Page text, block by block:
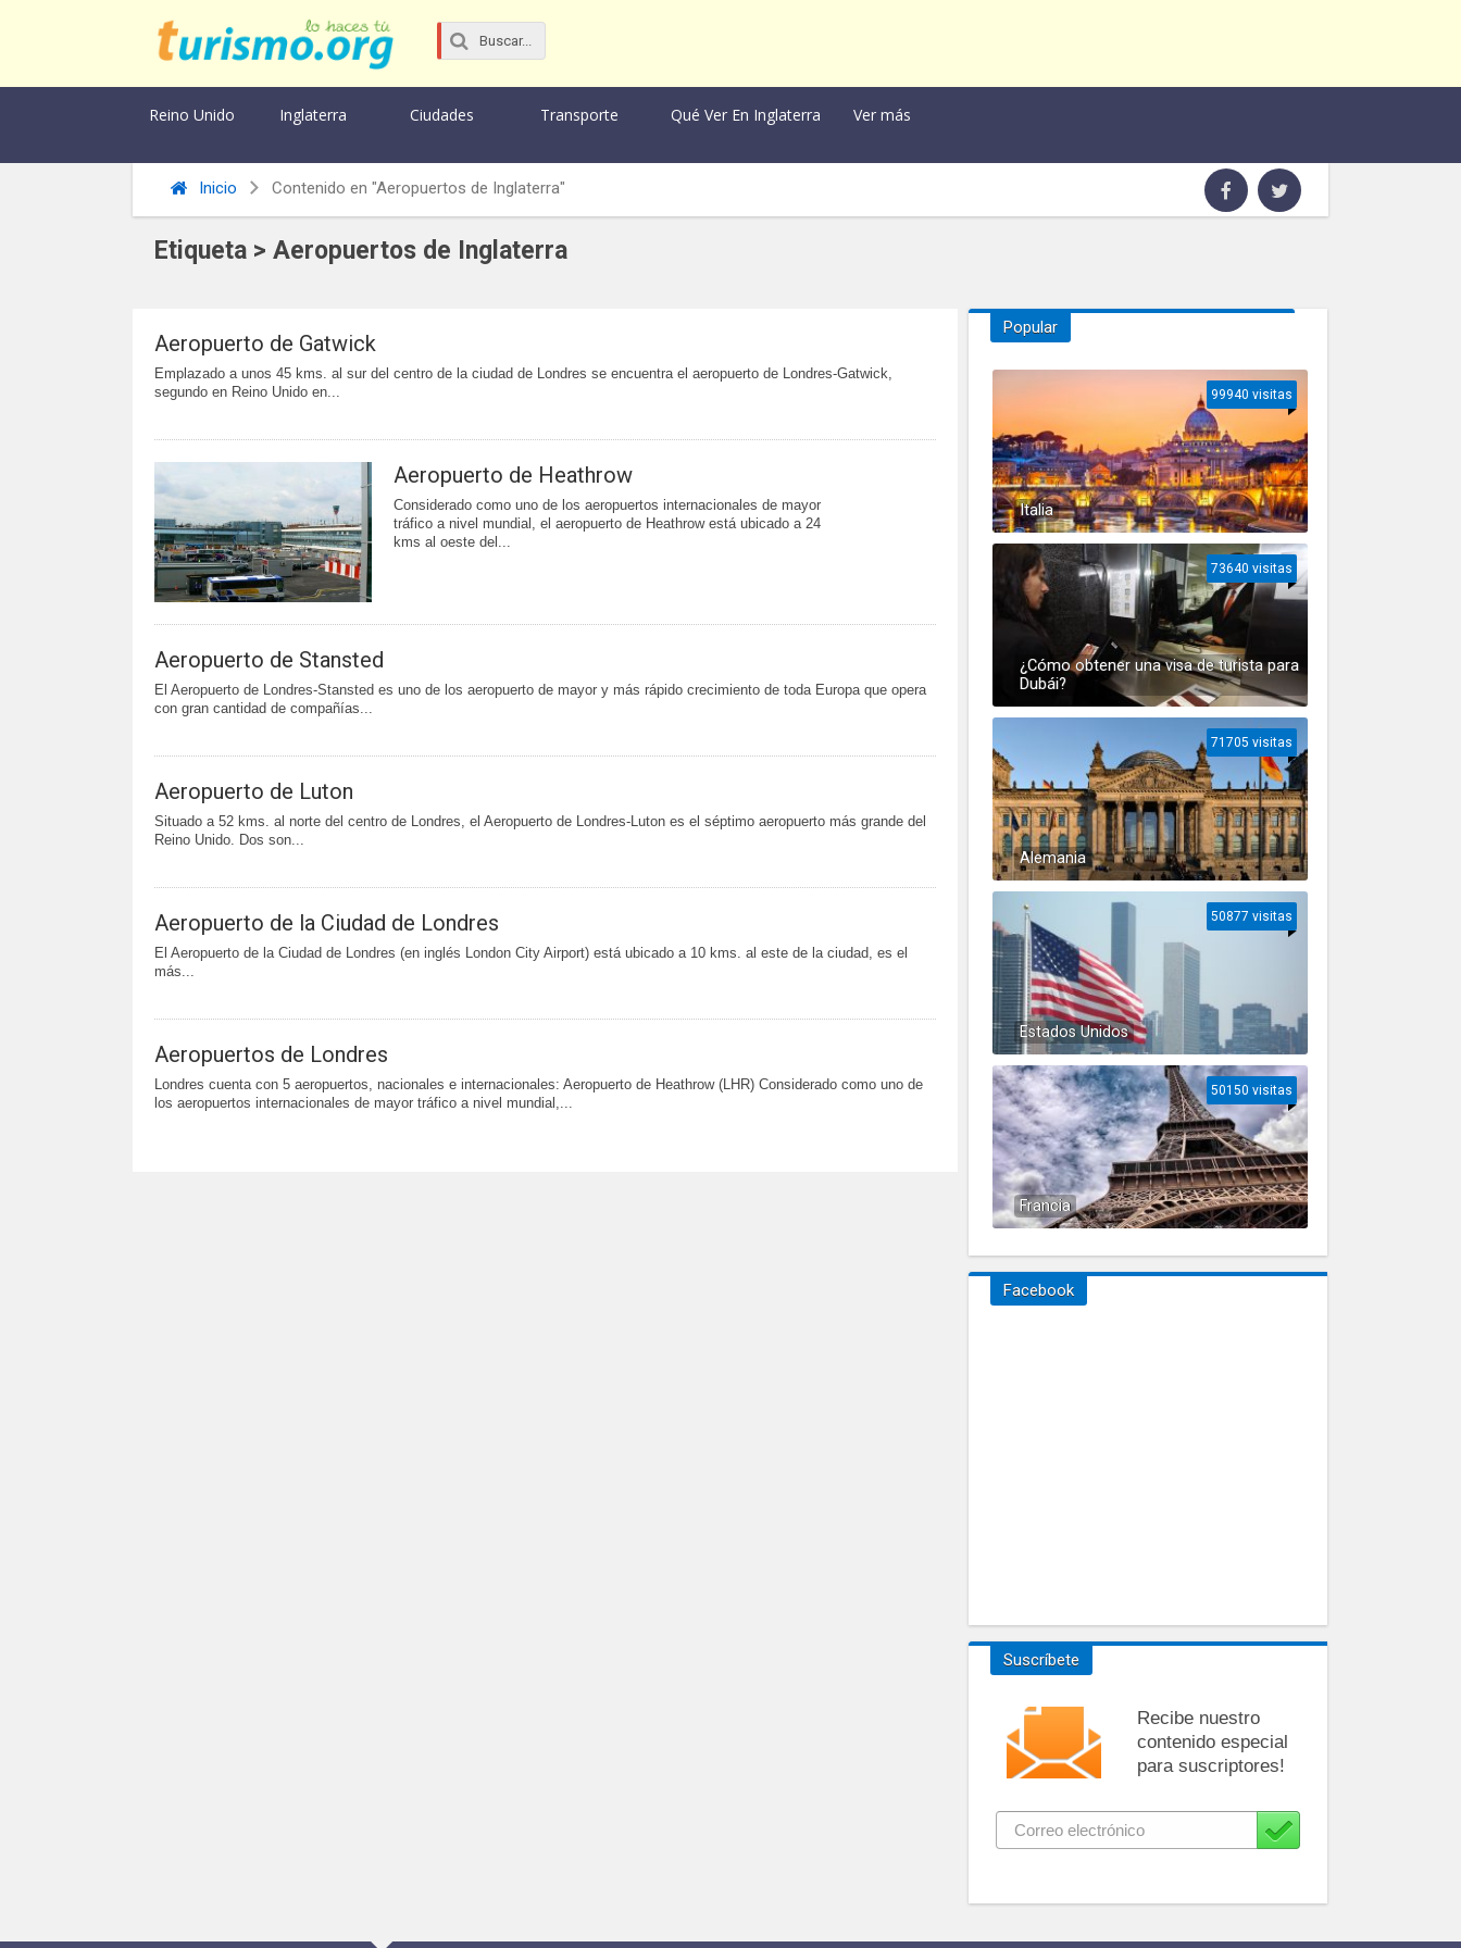
Reino Unido Inglaterra Ciudades Transporte Qué Ver En Inglaterra Ver más
Inicio Contenido en "Aeropuertos de Inglaterra"
Etiqueta > Aeropuertos de Inglaterra
Aeropuerto de Gatwick
Emplazado a unos 45 kms. al sur del centro de la ciudad de Londres se encuentra el aeropuerto de Londres-Gatwick,
segundo en Reino Unido en...
Aeropuerto de Heathrow
Considerado como uno de los aeropuertos internacionales de mayor
tráfico a nivel mundial, el aeropuerto de Heathrow está ubicado a 24
kms al oeste del...
Aeropuerto de Stansted
El Aeropuerto de Londres-Stansted es uno de los aeropuerto de mayor y más rápido crecimiento de toda Europa que opera
con gran cantidad de compañías...
Aeropuerto de Luton
Situado a 52 kms. al norte del centro de Londres, el Aeropuerto de Londres-Luton es el séptimo aeropuerto más grande del
Reino Unido. Dos son...
Aeropuerto de la Ciudad de Londres
El Aeropuerto de la Ciudad de Londres (en inglés London City Airport) está ubicado a 10 kms. al este de la ciudad, es el
más...
Aeropuertos de Londres
Londres cuenta con 5 aeropuertos, nacionales e internacionales: Aeropuerto de Heathrow (LHR) Considerado como uno de
los aeropuertos internacionales de mayor tráfico a nivel mundial,...
Popular
Italia
99940 visitas
¿Cómo obtener una visa de turista para
Dubái?
73640 visitas
Alemania
71705 visitas
Estados Unidos
50877 visitas
Francia
50150 visitas
Facebook
Suscríbete
Recibe nuestro
contenido especial
para suscriptores!